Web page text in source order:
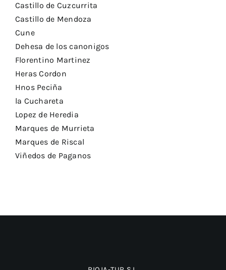
Castillo de Cuzcurrita
Castillo de Mendoza
Cune
Dehesa de los canonigos
Florentino Martinez
Heras Cordon
Hnos Peciña
la Cuchareta
Lopez de Heredia
Marques de Murrieta
Marques de Riscal
Viñedos de Paganos